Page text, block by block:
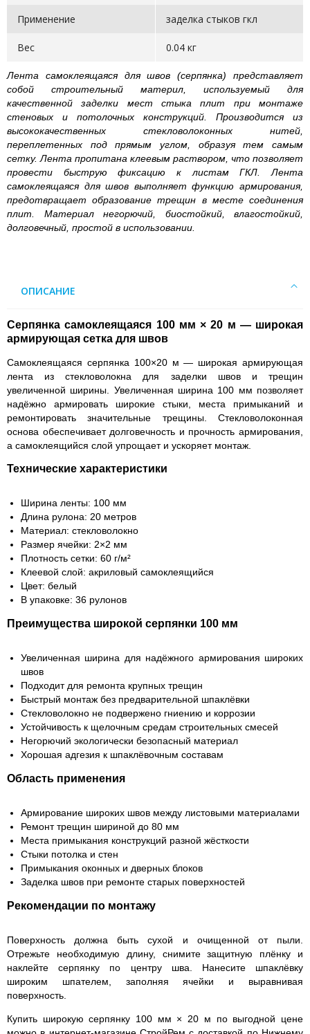
Применение заделка стыков гкл
Вес 0.04 кг
Лента самоклеящаяся для швов (серпянка) представляет
собой строительный материл, используемый для
качественной заделки мест стыка плит при монтаже
стеновых и потолочных конструкций. Производится из
высококачественных стекловолоконных нитей,
переплетенных под прямым углом, образуя тем самым
сетку. Лента пропитана клеевым раствором, что позволяет
провести быструю фиксацию к листам ГКЛ. Лента
самоклеящаяся для швов выполняет функцию армирования,
предотвращает образование трещин в месте соединения
плит. Материал негорючий, биостойкий, влагостойкий,
долговечный, простой в использовании.
ОПИСАНИЕ
Серпянка самоклеящаяся 100 мм × 20 м — широкая
армирующая сетка для швов
Самоклеящаяся серпянка 100×20 м — широкая армирующая
лента из стекловолокна для заделки швов и трещин
увеличенной ширины. Увеличенная ширина 100 мм позволяет
надёжно армировать широкие стыки, места примыканий и
ремонтировать значительные трещины. Стекловолоконная
основа обеспечивает долговечность и прочность армирования,
а самоклеящийся слой упрощает и ускоряет монтаж.
Технические характеристики
Ширина ленты: 100 мм
Длина рулона: 20 метров
Материал: стекловолокно
Размер ячейки: 2×2 мм
Плотность сетки: 60 г/м²
Клеевой слой: акриловый самоклеящийся
Цвет: белый
В упаковке: 36 рулонов
Преимущества широкой серпянки 100 мм
Увеличенная ширина для надёжного армирования широких
швов
Подходит для ремонта крупных трещин
Быстрый монтаж без предварительной шпаклёвки
Стекловолокно не подвержено гниению и коррозии
Устойчивость к щелочным средам строительных смесей
Негорючий экологически безопасный материал
Хорошая адгезия к шпаклёвочным составам
Область применения
Армирование широких швов между листовыми материалами
Ремонт трещин шириной до 80 мм
Места примыкания конструкций разной жёсткости
Стыки потолка и стен
Примыкания оконных и дверных блоков
Заделка швов при ремонте старых поверхностей
Рекомендации по монтажу
Поверхность должна быть сухой и очищенной от пыли.
Отрежьте необходимую длину, снимите защитную плёнку и
наклейте серпянку по центру шва. Нанесите шпаклёвку
широким шпателем, заполняя ячейки и выравнивая
поверхность.
Купить широкую серпянку 100 мм × 20 м по выгодной цене